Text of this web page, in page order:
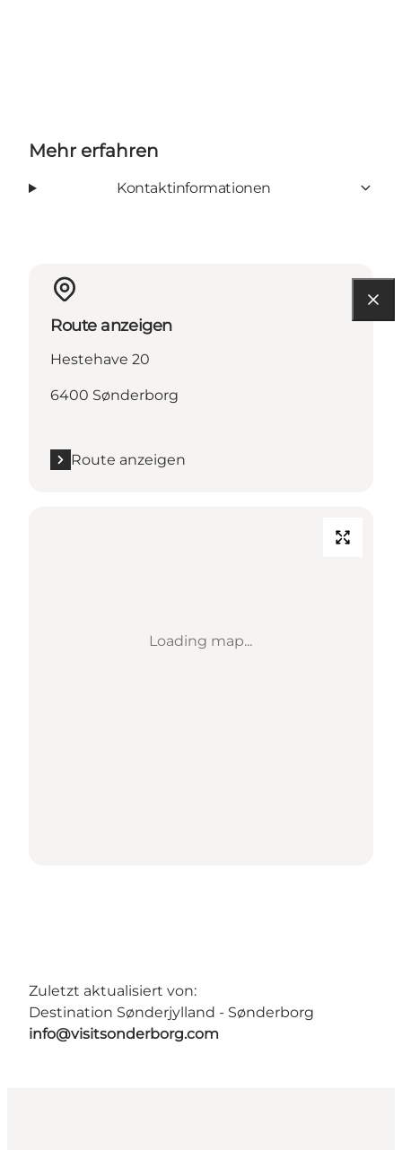
Mehr erfahren
Kontaktinformationen
Route anzeigen
Hestehave 20
6400 Sønderborg
Route anzeigen
Loading map...
Zuletzt aktualisiert von:
Destination Sønderjylland - Sønderborg
info@visitsonderborg.com